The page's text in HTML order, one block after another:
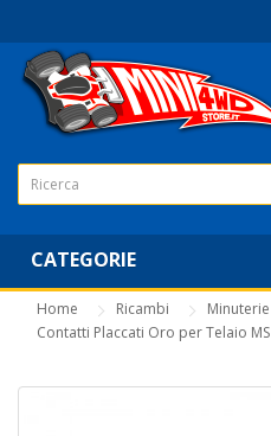
CATEGORIE
Home Ricambi
Minuterie
Contatti Placcati Oro per Telaio MS